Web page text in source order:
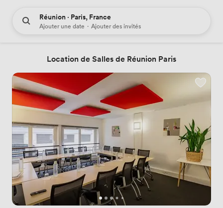
Réunion · Paris, France
Ajouter une date · Ajouter des invités
Location de Salles de Réunion Paris